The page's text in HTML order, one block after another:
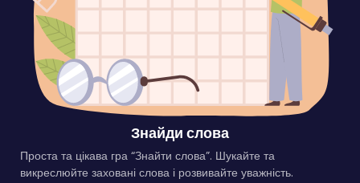
Знайди слова
Проста та цікава гра “Знайти слова”. Шукайте та
викреслюйте заховані слова і розвивайте уважність.